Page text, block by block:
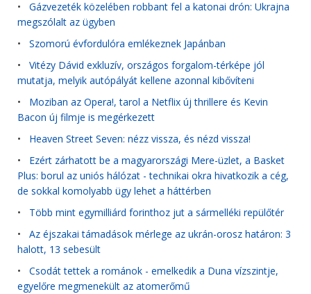
• Gázvezeték közelében robbant fel a katonai drón: Ukrajna
megszólalt az ügyben
• Szomorú évfordulóra emlékeznek Japánban
• Vitézy Dávid exkluzív, országos forgalom-térképe jól
mutatja, melyik autópályát kellene azonnal kibővíteni
• Moziban az Opera!, tarol a Netflix új thrillere és Kevin
Bacon új filmje is megérkezett
• Heaven Street Seven: nézz vissza, és nézd vissza!
• Ezért zárhatott be a magyarországi Mere-üzlet, a Basket
Plus: borul az uniós hálózat - technikai okra hivatkozik a cég,
de sokkal komolyabb ügy lehet a háttérben
• Több mint egymilliárd forinthoz jut a sármelléki repülőtér
• Az éjszakai támadások mérlege az ukrán-orosz határon: 3
halott, 13 sebesült
• Csodát tettek a románok - emelkedik a Duna vízszintje,
egyelőre megmenekült az atomerőmű